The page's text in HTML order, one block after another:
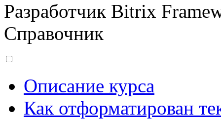
Разработчик Bitrix
Справочник
Описание курса
Как отформатирован